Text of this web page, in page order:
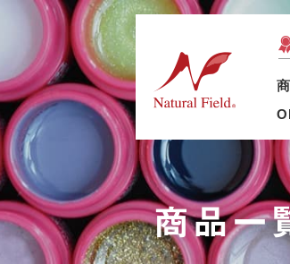
商品一